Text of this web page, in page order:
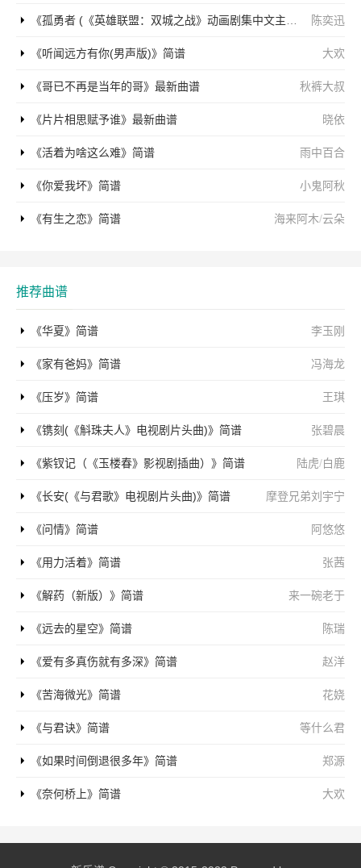
陈奕迅
《孤勇者 (《英雄联盟：双城之战》动画剧集中文主题曲)》简谱
大欢
《听闻远方有你(男声版)》简谱
秋裤大叔
《哥已不再是当年的哥》最新曲谱
晓依
《片片相思赋予谁》最新曲谱
雨中百合
《活着为啥这么难》简谱
小鬼阿秋
《你爱我坏》简谱
海来阿木/云朵
《有生之恋》简谱
推荐曲谱
李玉刚
《华夏》简谱
冯海龙
《家有爸妈》简谱
王琪
《压岁》简谱
张碧晨
《镌刻(《斛珠夫人》电视剧片头曲)》简谱
陆虎/白鹿
《紫钗记（《玉楼春》影视剧插曲）》简谱
摩登兄弟刘宇宁
《长安(《与君歌》电视剧片头曲)》简谱
阿悠悠
《问情》简谱
张茜
《用力活着》简谱
来一碗老于
《解药（新版）》简谱
陈瑞
《远去的星空》简谱
赵洋
《爱有多真伤就有多深》简谱
花娆
《苦海微光》简谱
等什么君
《与君诀》简谱
郑源
《如果时间倒退很多年》简谱
大欢
《奈何桥上》简谱